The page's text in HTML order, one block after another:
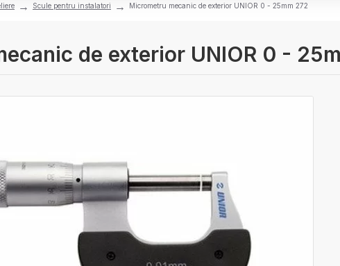
Scule pentru instalatori Micrometru mecanic de exterior UNIOR 0 - 25mm 272
de exterior UNIOR 0 -